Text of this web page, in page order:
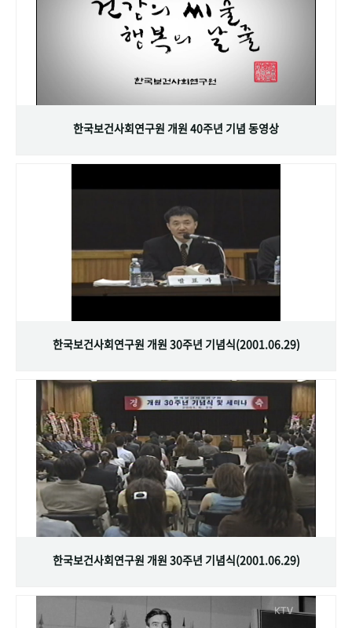
한국보건사회연구원 개원 40주년 기념 동영상
한국보건사회연구원 개원 30주년 기념식(2001.06.29)
한국보건사회연구원 개원 30주년 기념식(2001.06.29)